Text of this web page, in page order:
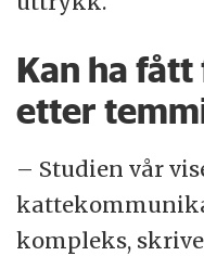
Kan ha
etter
– Studien vår
kompleks,